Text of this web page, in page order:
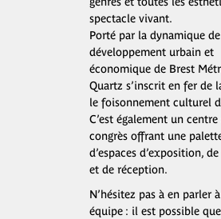
spectacle vivant.
Porté par la dynamique de
développement urbain et
économique de Brest
Quartz s’inscrit en fer de
le foisonnement culturel
C’est également un centre
congrès offrant une
d’espaces d’exposition,
et de réception.
N’hésitez pas à en parler
équipe : il est possible